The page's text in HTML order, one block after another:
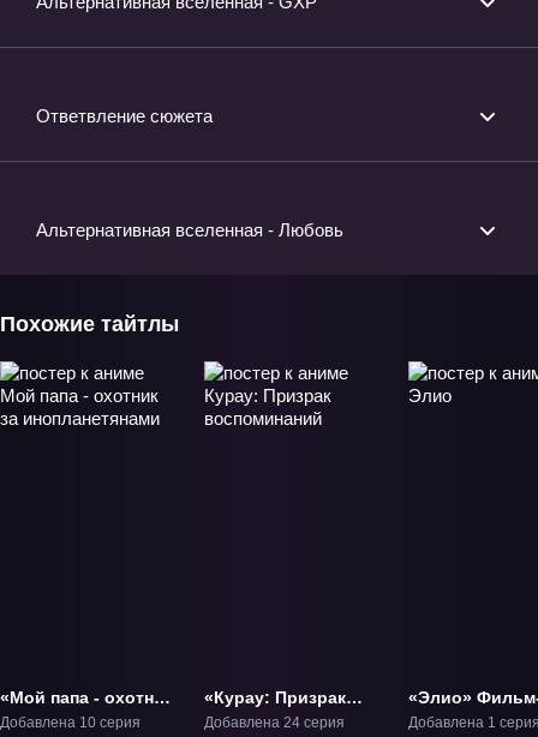
Ответвление сюжета
Альтернативная вселенная - Любовь
Похожие тайтлы
«Мой папа - охотник
за инопланетянами»
Добавлена 10 серия
«Курау: Призрак
воспоминаний» ТВ-1
Добавлена 24 серия
«Элио»
Добавлена 1